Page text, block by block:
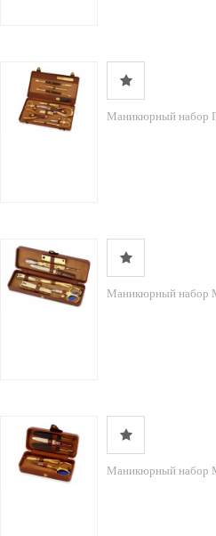
Маникюрный набор
Маникюрный набор
Маникюрный набор